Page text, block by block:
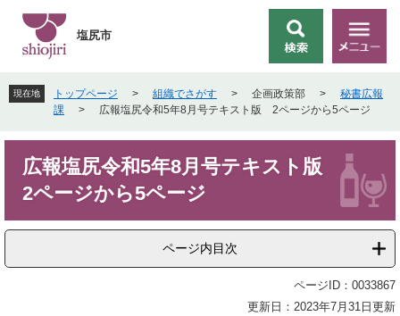
先
頭
す
を
飛
し
索
メ
ニ
ー
塩尻市
現在地 トップページ > 組織でさがす > 企画政策部 >
秘書広報
課
> 広報塩尻令和5年8月号テキスト版 2ページから5ページ
広報塩尻令和5年8月号テキスト版
2ページから5ページ
ページ内目次
ページID：0033867
更新日：2023年7月31日更新